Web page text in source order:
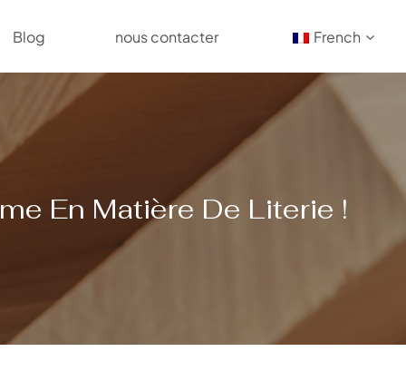
Blog nous contacter French
En Matière De Literie !